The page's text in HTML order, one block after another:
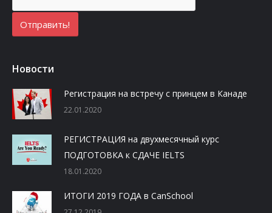
Новости
Регистрация на встречу с принцем в Канаде
22.01.2020
РЕГИСТРАЦИЯ на двухмесячный курс
ПОДГОТОВКА к СДАЧЕ IELTS
18.01.2020
ИТОГИ 2019 ГОДА в CanSchool